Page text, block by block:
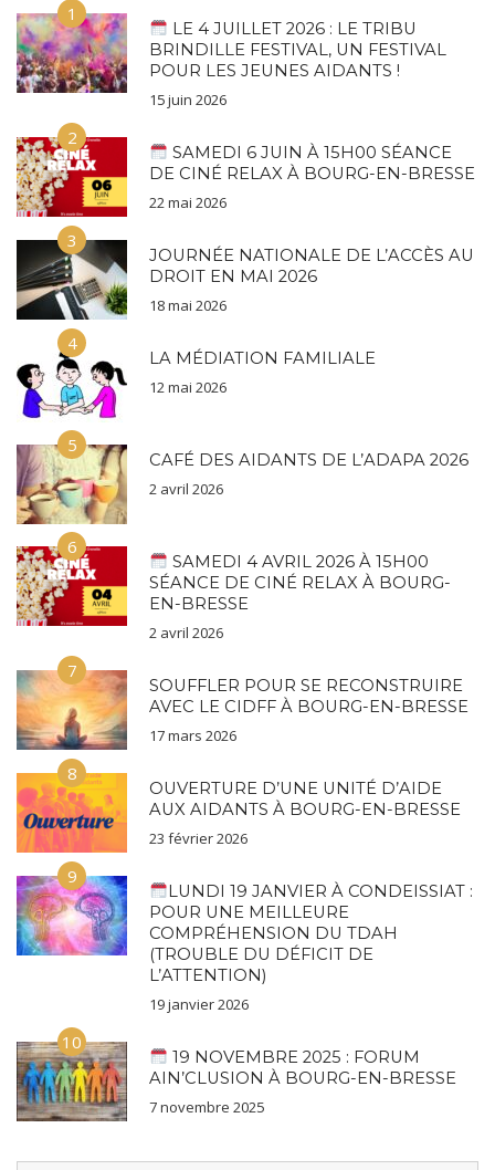
1
LE 4 JUILLET 2026 : LE TRIBU
BRINDILLE FESTIVAL, UN FESTIVAL
POUR LES JEUNES AIDANTS !
15 juin 2026
2
SAMEDI 6 JUIN À 15H00 SÉANCE
DE CINÉ RELAX À BOURG-EN-BRESSE
22 mai 2026
3
JOURNÉE NATIONALE DE L’ACCÈS AU
DROIT EN MAI 2026
18 mai 2026
4
LA MÉDIATION FAMILIALE
12 mai 2026
5
CAFÉ DES AIDANTS DE L’ADAPA 2026
2 avril 2026
6
SAMEDI 4 AVRIL 2026 À 15H00
SÉANCE DE CINÉ RELAX À BOURG-
EN-BRESSE
2 avril 2026
7
SOUFFLER POUR SE RECONSTRUIRE
AVEC LE CIDFF À BOURG-EN-BRESSE
17 mars 2026
8
OUVERTURE D’UNE UNITÉ D’AIDE
AUX AIDANTS À BOURG-EN-BRESSE
23 février 2026
9
LUNDI 19 JANVIER À CONDEISSIAT :
POUR UNE MEILLEURE
COMPRÉHENSION DU TDAH
(TROUBLE DU DÉFICIT DE
L’ATTENTION)
19 janvier 2026
10
19 NOVEMBRE 2025 : FORUM
AIN’CLUSION À BOURG-EN-BRESSE
7 novembre 2025